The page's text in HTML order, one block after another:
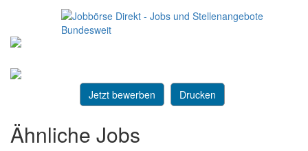
Jetzt bewerben Drucken
Ähnliche Jobs